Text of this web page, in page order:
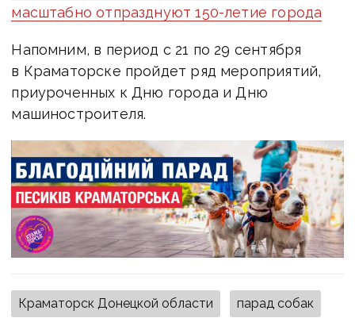
масштабно отпразднуют 150-летие города
Напомним, в период с 21 по 29 сентября
в Краматорске пройдет ряд мероприятий,
приуроченных к Дню города и Дню
машиностроителя.
Краматорск Донецкой области парад собак